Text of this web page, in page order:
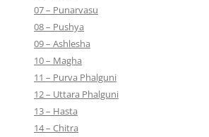
07 – Punarvasu
08 – Pushya
09 – Ashlesha
10 – Magha
11 – Purva Phalguni
12 – Uttara Phalguni
13 – Hasta
14 – Chitra